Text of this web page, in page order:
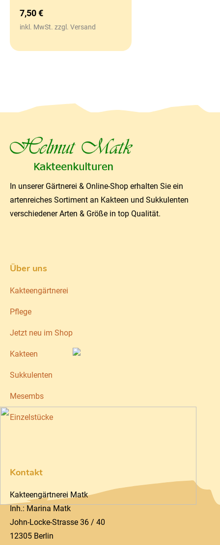
7,50€
inkl. MwSt. zzgl. Versand
In unserer Gärtnerei & Online-Shop erhalten Sie ein
artenreiches Sortiment an Kakteen und Sukkulenten
verschiedener Arten & Größe in top Qualität.
Über uns
Kakteengärtnerei
Pflege
Jetzt neu im Shop
Kakteen
Sukkulenten
Mesembs
Einzelstücke
Kontakt
Kakteengärtnerei Matk
Inh.: Marina Matk
John-Locke-Strasse 36 / 40
12305 Berlin